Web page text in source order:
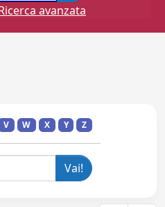
avanzata
V W X Y Z